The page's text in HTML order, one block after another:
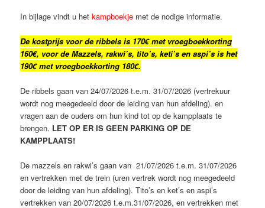
In bijlage vindt u hetkampboekje met de nodige informatie.
De kostprijs voor de ribbels is 170€ met vroegboekkorting
160€, voor de Mazzels, rakwi’s, tito’s, keti’s en aspi’s is het
190€ met vroegboekkorting 180€.
De ribbels gaan van 24/07/2026 t.e.m. 31/07/2026 (vertrekuur
wordt nog meegedeeld door de leiding van hun afdeling). en
vragen aan de ouders om hun kind tot op de kampplaats te
brengen. LET OP ER IS GEEN PARKING OP DE
KAMPPLAATS!
De mazzels en rakwi’s gaan van 21/07/2026 t.e.m. 31/07/2026
en vertrekken met de trein (uren vertrek wordt nog meegedeeld
door de leiding van hun afdeling). Tito’s en ket’s en aspi’s
vertrekken van 20/07/2026 t.e.m.31/07/2026, en vertrekken met